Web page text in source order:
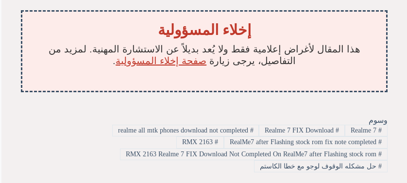
إخلاء المسؤولية
هذا المقال لأغراض إعلامية فقط ولا يُعد بديلاً عن الاستشارة المهنية. لمزيد من
التفاصيل، يرجى زيارة صفحة إخلاء المسؤولية.
وسوم
#
Realme 7
#
Realme 7 FIX Download
#
realme all mtk phones download not completed
#
RealMe7 after Flashing stock rom fix note completed
#
RMX 2163
#
RMX 2163 Realme 7 FIX Download Not Completed On RealMe7 after Flashing stock rom
#حل مشكله الوقوف لوجو مع خطا الكاستم